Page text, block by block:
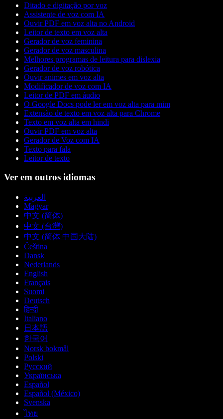
Ditado e digitação por voz
Assistente de voz com IA
Ouvir PDF em voz alta no Android
Leitor de texto em voz alta
Gerador de voz feminina
Gerador de voz masculina
Melhores programas de leitura para dislexia
Gerador de voz robótica
Ouvir animes em voz alta
Modificador de voz com IA
Leitor de PDF em áudio
O Google Docs pode ler em voz alta para mim
Extensão de texto em voz alta para Chrome
Texto em voz alta em hindi
Ouvir PDF em voz alta
Gerador de Voz com IA
Texto para fala
Leitor de texto
Ver em outros idiomas
العربية
Magyar
中文 (简体)
中文 (台灣)
中文 (简体 中国大陆)
Čeština
Dansk
Nederlands
English
Français
Suomi
Deutsch
हिन्दी
Italiano
日本語
한국어
Norsk bokmål
Polski
Русский
Українська
Español
Español (México)
Svenska
ไทย